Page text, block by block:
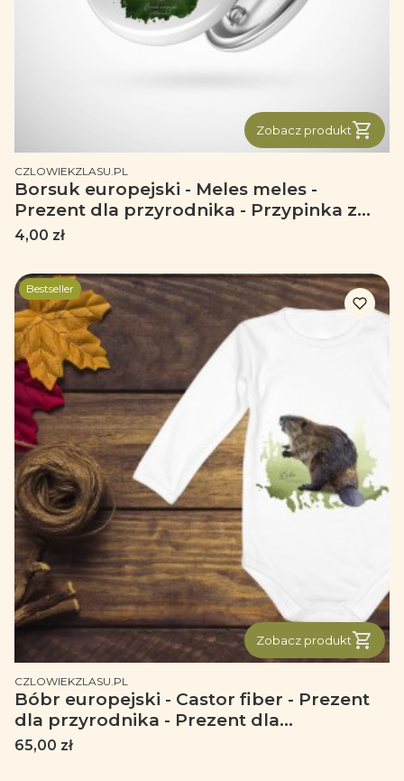
Zobacz produkt
PRODUCENT
CZLOWIEKZLASU.PL
Borsuk europejski - Meles meles -
Prezent dla przyrodnika - Przypinka z
borsukiem - Przypinka
Cena
4,00 zł
Bestseller
Zobacz produkt
PRODUCENT
CZLOWIEKZLASU.PL
Bóbr europejski - Castor fiber - Prezent
dla przyrodnika - Prezent dla
przyrodniczki - Body - Bodziak
Cena
65,00 zł